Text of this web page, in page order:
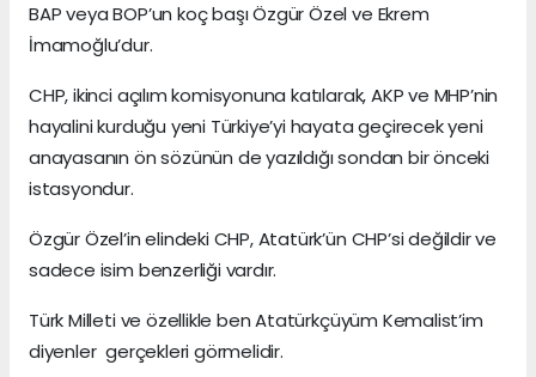
BAP veya BOP’un koç başı Özgür Özel ve Ekrem
İmamoğlu’dur.
CHP, ikinci açılım komisyonuna katılarak, AKP ve MHP’nin
hayalini kurduğu yeni Türkiye’yi hayata geçirecek yeni
anayasanın ön sözünün de yazıldığı sondan bir önceki
istasyondur.
Özgür Özel’in elindeki CHP, Atatürk’ün CHP’si değildir ve
sadece isim benzerliği vardır.
Türk Milleti ve özellikle ben Atatürkçüyüm Kemalist’im
diyenler gerçekleri görmelidir.